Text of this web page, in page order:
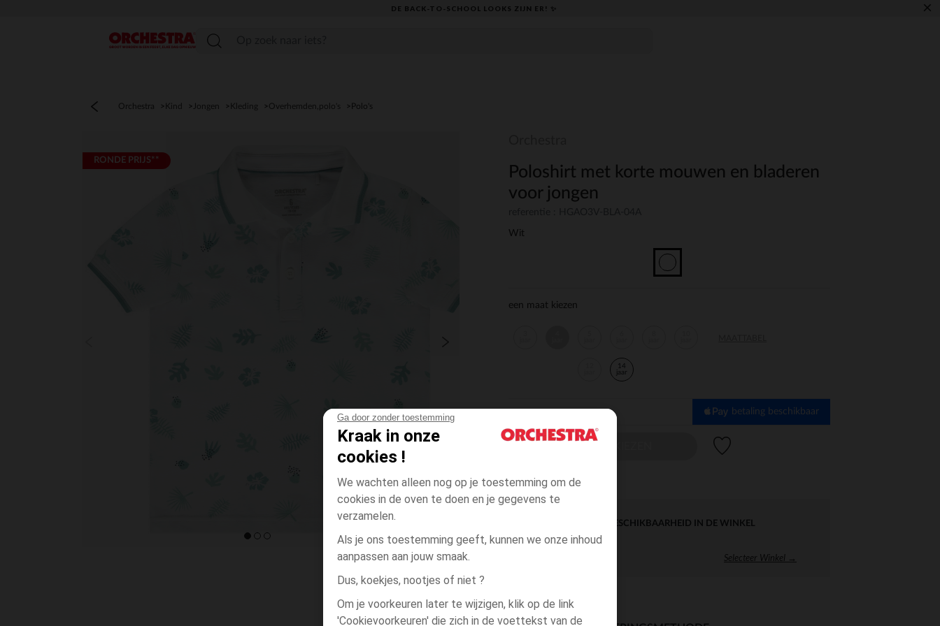
Ga door zonder toestemming
Kraak in onze
cookies !
We wachten alleen nog op je toestemming om de
cookies in de oven te doen en je gegevens te
verzamelen.
Als je ons toestemming geeft, kunnen we onze inhoud
aanpassen aan jouw smaak.
Dus, koekjes, nootjes of niet ?
Om je voorkeuren later te wijzigen, klik op de link
'Cookievoorkeuren' die zich in de voettekst van de
DE BACK-TO-SCHOOL LOOKS ZIJN ER! ✨ ×
menu
Orchestra Kind Jongen Kleding Overhemden,polo's Polo's
RONDE PRIJS**
Poloshirt met korte mouwen en bladeren
voor jongen
Wit
een maat kiezen
14
jaar
betaling beschikbaar
DIRECTE BESCHIKBAARHEID IN DE WINKEL
Selecteer Winkel →